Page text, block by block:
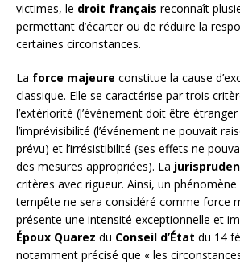
victimes, le droit français reconnaît
permettant d’écarter ou de réduire la
certaines circonstances.
La force majeure constitue la cause
classique. Elle se caractérise par trois
l’extériorité (l’événement doit être
l’imprévisibilité (l’événement ne pouvait
prévu) et l’irrésistibilité (ses effets ne
des mesures appropriées). La
critères avec rigueur. Ainsi, un
tempête ne sera considéré comme force
présente une intensité exceptionnelle et
Époux Quarez du Conseil d’État du 14
notamment précisé que « les